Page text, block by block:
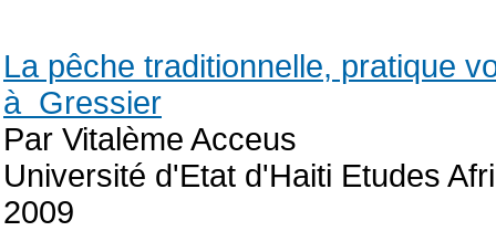
La pêche traditionnelle, pratique
à Gressier
Par Vitalème Acceus
Université d'Etat d'Haiti Etudes
2009